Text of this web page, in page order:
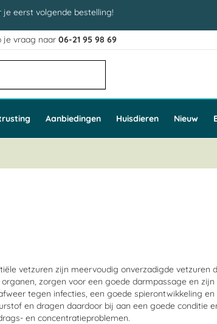
je eerst volgende bestelling!
je vraag naar06-21 95 98 69
Aanbiedingen Huisdieren Nieuw
vetzuren zijn meervoudig onverzadigde vetzuren
zorgen voor een goede darmpassage en
tegen infecties, een goede spierontwikkeling
en dragen daardoor bij aan een goede conditie
en concentratieproblemen.